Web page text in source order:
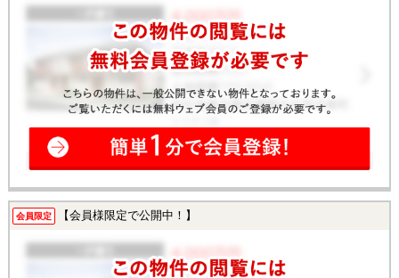
会員限定 【会員様限定で公開中！】